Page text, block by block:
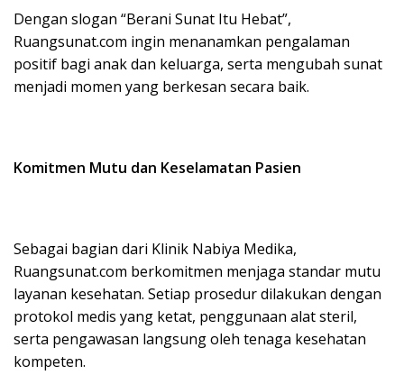
Dengan slogan “Berani Sunat Itu Hebat”,
Ruangsunat.com ingin menanamkan pengalaman
positif bagi anak dan keluarga, serta mengubah sunat
menjadi momen yang berkesan secara baik.
Komitmen Mutu dan Keselamatan Pasien
Sebagai bagian dari Klinik Nabiya Medika,
Ruangsunat.com berkomitmen menjaga standar mutu
layanan kesehatan. Setiap prosedur dilakukan dengan
protokol medis yang ketat, penggunaan alat steril,
serta pengawasan langsung oleh tenaga kesehatan
kompeten.